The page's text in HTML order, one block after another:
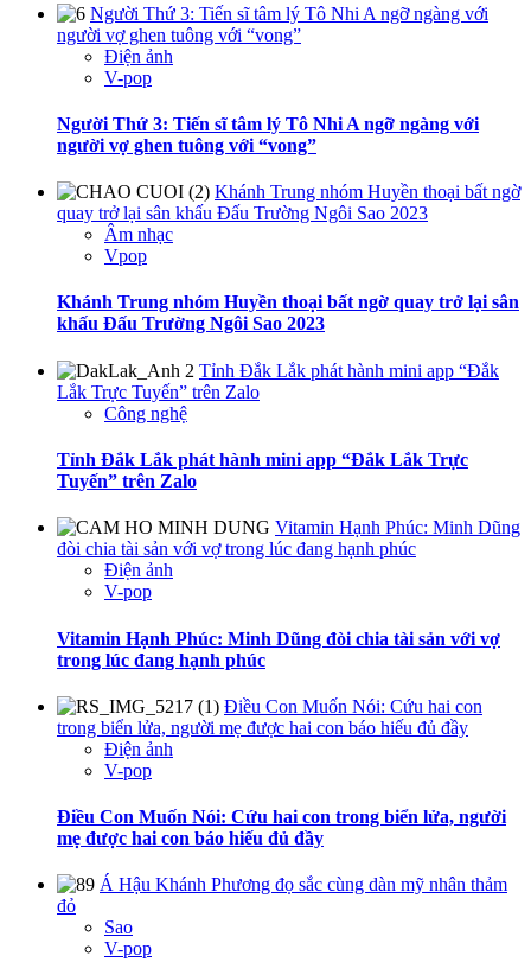
Người Thứ 3: Tiến sĩ tâm lý Tô Nhi A ngỡ ngàng với
người vợ ghen tuông với “vong”
Điện ảnh
V-pop
Người Thứ 3: Tiến sĩ tâm lý Tô Nhi A ngỡ ngàng với
người vợ ghen tuông với “vong”
Khánh Trung nhóm Huyền thoại bất ngờ
quay trở lại sân khấu Đấu Trường Ngôi Sao 2023
Âm nhạc
Vpop
Khánh Trung nhóm Huyền thoại bất ngờ quay trở lại sân
khấu Đấu Trường Ngôi Sao 2023
Tỉnh Đắk Lắk phát hành mini app “Đắk
Lắk Trực Tuyến” trên Zalo
Công nghệ
Tỉnh Đắk Lắk phát hành mini app “Đắk Lắk Trực
Tuyến” trên Zalo
Vitamin Hạnh Phúc: Minh Dũng
đòi chia tài sản với vợ trong lúc đang hạnh phúc
Điện ảnh
V-pop
Vitamin Hạnh Phúc: Minh Dũng đòi chia tài sản với vợ
trong lúc đang hạnh phúc
Điều Con Muốn Nói: Cứu hai con
trong biển lửa, người mẹ được hai con báo hiếu đủ đầy
Điện ảnh
V-pop
Điều Con Muốn Nói: Cứu hai con trong biển lửa, người
mẹ được hai con báo hiếu đủ đầy
Á Hậu Khánh Phương đọ sắc cùng dàn mỹ nhân thảm
đỏ
Sao
V-pop